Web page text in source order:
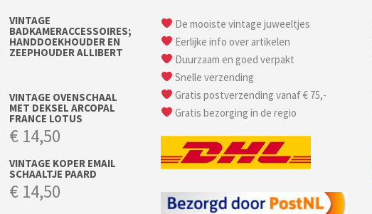
VINTAGE
BADKAMERACCESSOIRES;
HANDDOEKHOUDER EN
ZEEPHOUDER ALLIBERT
VINTAGE OVENSCHAAL
MET DEKSEL ARCOPAL
FRANCE LOTUS
€ 14,50
VINTAGE KOPER EMAIL
SCHAALTJE PAARD
€ 14,50
De mooiste vintage juweeltjes
Eerlijke info over artikelen
Duurzaam en goed verpakt
Snelle verzending
Gratis postverzending vanaf € 75,-
Gratis bezorging in de regio